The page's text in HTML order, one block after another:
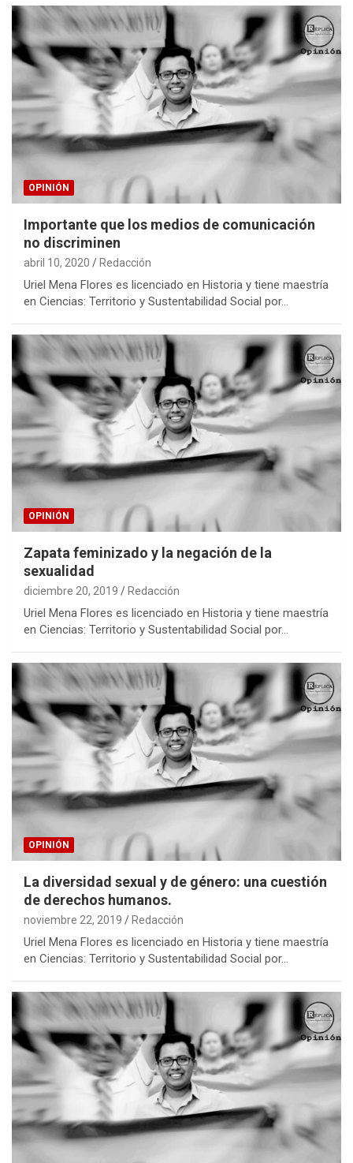
OPINIÓN
Importante que los medios de comunicación
no discriminen
abril 10, 2020 Redacción
Uriel Mena Flores es licenciado en Historia y tiene maestría
en Ciencias: Territorio y Sustentabilidad Social por…
OPINIÓN
Zapata feminizado y la negación de la
sexualidad
diciembre 20, 2019 Redacción
Uriel Mena Flores es licenciado en Historia y tiene maestría
en Ciencias: Territorio y Sustentabilidad Social por…
OPINIÓN
La diversidad sexual y de género: una cuestión
de derechos humanos.
noviembre 22, 2019 Redacción
Uriel Mena Flores es licenciado en Historia y tiene maestría
en Ciencias: Territorio y Sustentabilidad Social por…